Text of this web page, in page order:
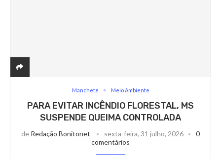
Manchete Meio Ambiente
PARA EVITAR INCÊNDIO FLORESTAL, MS
SUSPENDE QUEIMA CONTROLADA
de Redação Bonitonet sexta-feira, 31 julho, 2026
0
comentários